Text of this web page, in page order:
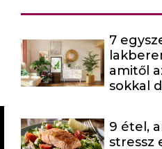
7
amitől
sokkal
9 étel,
stressz